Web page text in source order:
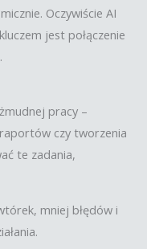
Oczywiście AI
jest połączenie
pracy –
czy tworzenia
te zadania,
mniej błędów i